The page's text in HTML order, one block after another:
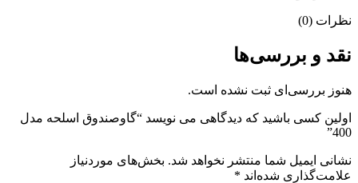
نظرات (0)
نقد و بررسی‌ها
هنوز بررسی‌ای ثبت نشده است.
اولین کسی باشید که دیدگاهی می نویسد “گاوصندوق اسلحه مدل
400”
نشانی ایمیل شما منتشر نخواهد شد. بخش‌های موردنیاز
علامت‌گذاری شده‌اند *